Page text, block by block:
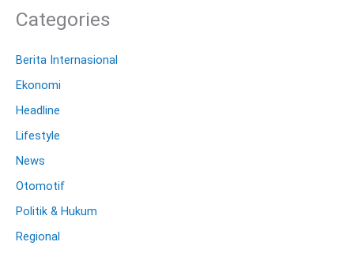
Categories
Berita Internasional
Ekonomi
Headline
Lifestyle
News
Otomotif
Politik & Hukum
Regional